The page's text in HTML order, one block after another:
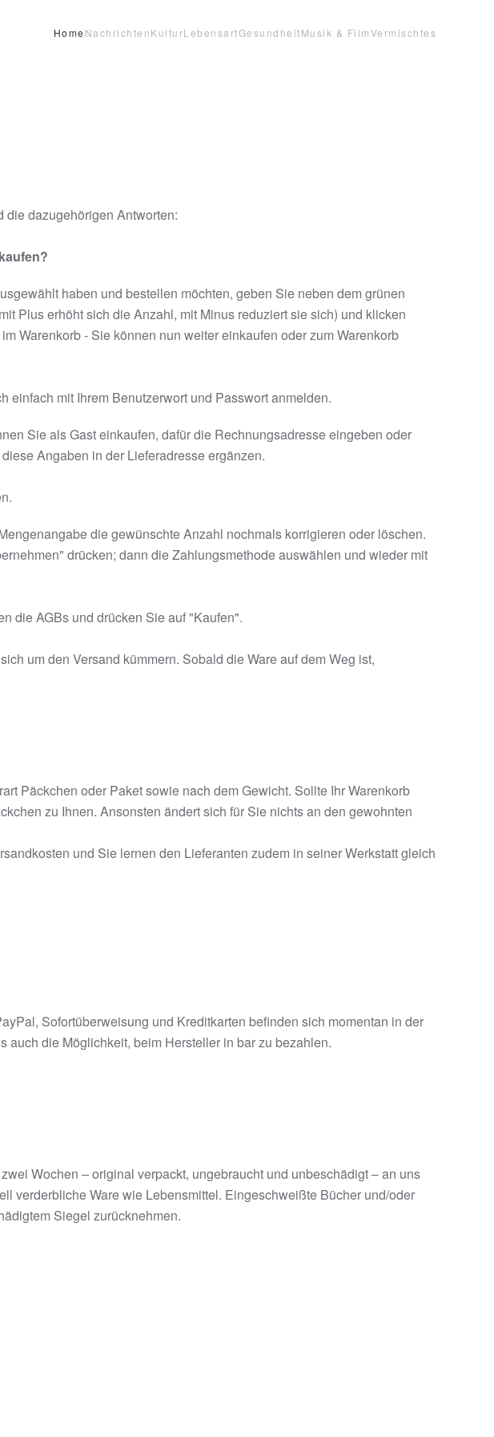
Home NachrichtenKulturLebensartGesundheitMusik & FilmVermischtes
die dazugehörigen Antworten:
haben und bestellen möchten, geben Sie neben dem grünen
Plus erhöht sich die Anzahl, mit Minus reduziert sie sich) und klicken
Warenkorb - Sie können nun weiter einkaufen oder zum Warenkorb
einfach mit Ihrem Benutzerwort und Passwort anmelden.
Sie als Gast einkaufen, dafür die Rechnungsadresse eingeben oder
Angaben in der Lieferadresse ergänzen.
die gewünschte Anzahl nochmals korrigieren oder löschen.
drücken; dann die Zahlungsmethode auswählen und wieder mit
die AGBs und drücken Sie auf "Kaufen".
um den Versand kümmern. Sobald die Ware auf dem Weg ist,
Päckchen oder Paket sowie nach dem Gewicht. Sollte Ihr Warenkorb
zu Ihnen. Ansonsten ändert sich für Sie nichts an den gewohnten
und Sie lernen den Lieferanten zudem in seiner Werkstatt gleich
Sofortüberweisung und Kreditkarten befinden sich momentan in der
auch die Möglichkeit, beim Hersteller in bar zu bezahlen.
Wochen – original verpackt, ungebraucht und unbeschädigt – an uns
verderbliche Ware wie Lebensmittel. Eingeschweißte Bücher und/oder
Siegel zurücknehmen.